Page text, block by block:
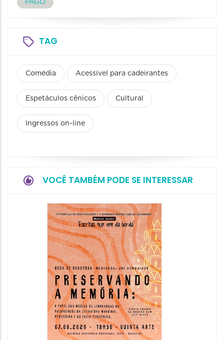
PAGO
TAG
Comédia Acessível para cadeirantes
Espetáculos cênicos Cultural
Ingressos on-line
VOCÊ TAMBÉM PODE SE INTERESSAR